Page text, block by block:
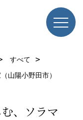
すべて
山陽小野田市）
、ソラマ